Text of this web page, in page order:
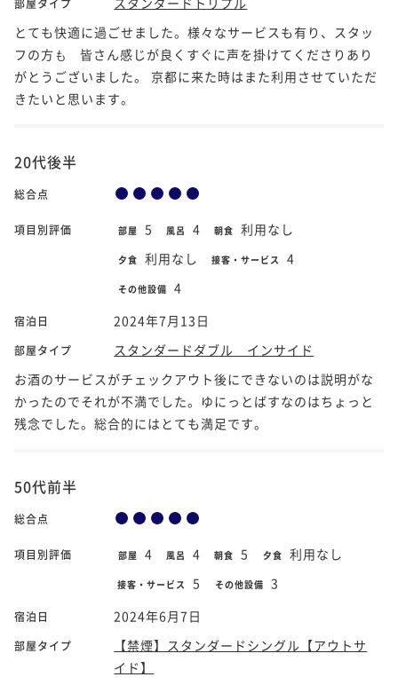
とても快適に過ごせました。様々なサービスも有り、スタッ
フの方も゙皆さん感じが良くすぐに声を掛けてくださりあり
がとうございました。 京都に来た時はまた利用させていただ
きたいと思います。
20代後半
総合点
項目別評価 部屋 5 風呂 4 朝食 利用なし
夕食 利用なし 接客・サービス 4
その他設備 4
宿泊日 2024年7月13日
部屋タイプ
スタンダードダブル インサイド
お酒のサービスがチェックアウト後にできないのは説明がな
かったのでそれが不満でした。ゆにっとばすなのはちょっと
残念でした。総合的にはとても満足です。
50代前半
総合点
項目別評価 部屋 4 風呂 4 朝食 5 夕食 利用なし
接客・サービス 5 その他設備 3
宿泊日 2024年6月7日
部屋タイプ
【禁煙】スタンダードシングル【アウトサ
イド】